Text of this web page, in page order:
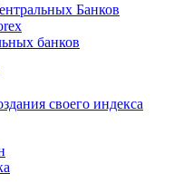
Банков
банков
своего индекса